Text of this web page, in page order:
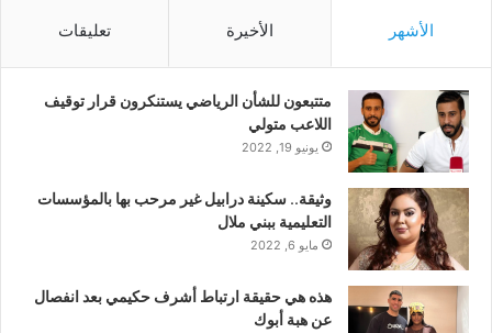
الأشهر الأخيرة تعليقات
متتبعون للشأن الرياضي يستنكرون قرار توقيف
اللاعب متولي
يونيو 19, 2022
وثيقة.. سكينة درابيل غير مرحب بها بالمؤسسات
التعليمية ببني ملال
مايو 6, 2022
هذه هي حقيقة ارتباط أشرف حكيمي بعد انفصال
عن هبة أبوك